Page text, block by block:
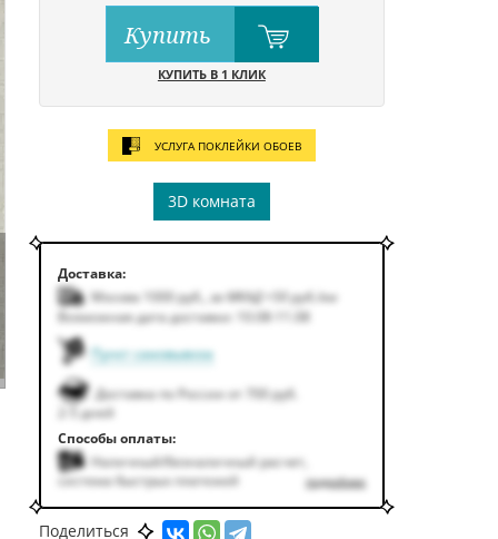
Купить
КУПИТЬ В 1 КЛИК
УСЛУГА ПОКЛЕЙКИ ОБОЕВ
3D комната
Доставка:
Москва 1000руб. за МКАД +50руб. /км
Возможная дата доставки: 10.08-11.08
Пункт самовывоза
Доставка по России от 700 руб.
2-5 дней
Способы оплаты:
Наличный/безналичный расчет,
система быстрых платежей
подробнее
Поделиться